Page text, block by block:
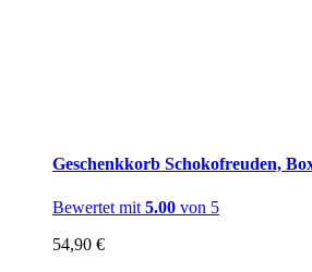
Geschenkkorb Schokofreuden,
Bewertet mit 5.00 von 5
54,90 €